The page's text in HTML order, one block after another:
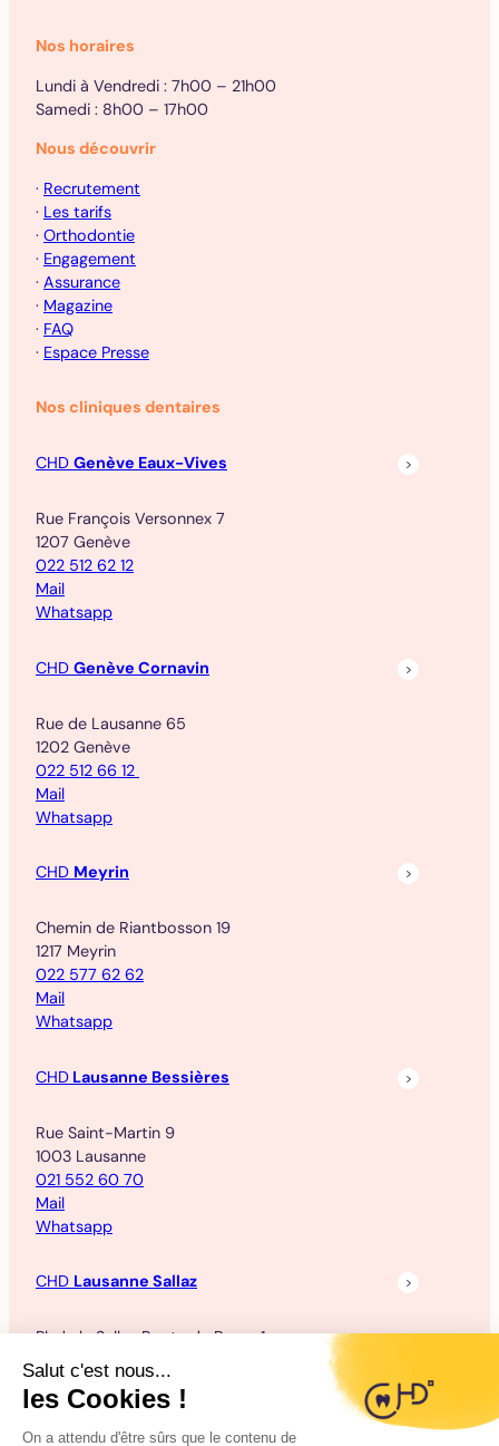
Nos horaires
Lundi à Vendredi : 7h00 – 21h00
Samedi : 8h00 – 17h00
Nous découvrir
· Recrutement
· Les tarifs
· Orthodontie
· Engagement
· Assurance
· Magazine
· FAQ
· Espace Presse
Nos cliniques dentaires
CHD Genève Eaux-Vives
Rue François Versonnex 7
1207 Genève
022 512 62 12
Mail
Whatsapp
CHD Genève Cornavin
Rue de Lausanne 65
1202 Genève
022 512 66 12
Mail
Whatsapp
CHD Meyrin
Chemin de Riantbosson 19
1217 Meyrin
022 577 62 62
Mail
Whatsapp
CHD Lausanne Bessières
Rue Saint-Martin 9
1003 Lausanne
021 552 60 70
Mail
Whatsapp
CHD Lausanne Sallaz
Pl. de la Sallaz Route de Berne 1
1010 Lausanne
021 652 10 00
Mail
Whatsapp